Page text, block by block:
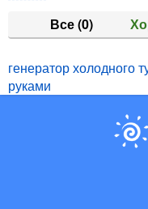
Все(0)
генератор холодного
руками